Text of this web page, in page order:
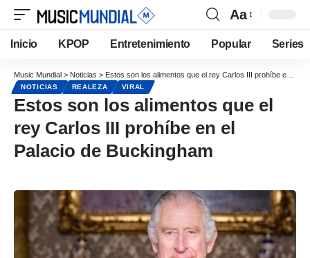
Aa
Inicio KPOP Entretenimiento Popular Series
Music Mundial > Noticias > Estos son los alimentos que el rey Carlos III prohíbe en el Palacio de Buckingham
NOTICIAS REALEZA VIRAL
Estos son los alimentos que el
rey Carlos III prohíbe en el
Palacio de Buckingham